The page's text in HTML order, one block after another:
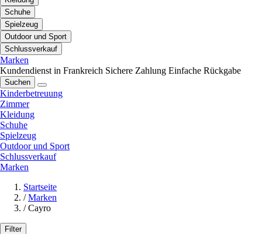
Schuhe
Spielzeug
Outdoor und Sport
Schlussverkauf
Marken
Kundendienst in Frankreich Sichere Zahlung Einfache Rückgabe
Suchen
Kinderbetreuung
Zimmer
Kleidung
Schuhe
Spielzeug
Outdoor und Sport
Schlussverkauf
Marken
Startseite
/ Marken
/ Cayro
Filter